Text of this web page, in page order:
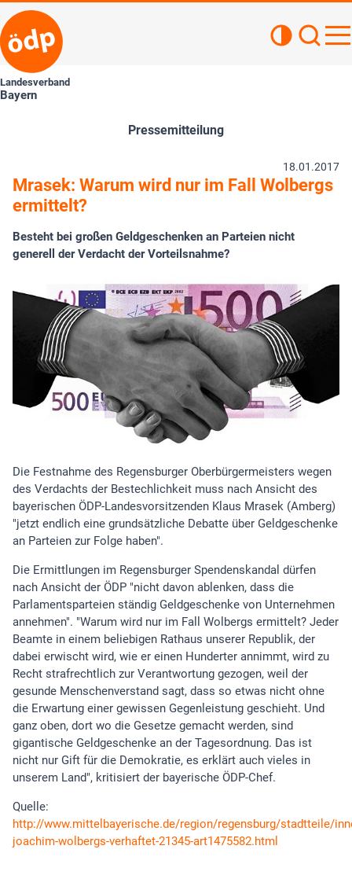
Landesverband
Bayern
Pressemitteilung
18.01.2017
Mrasek: Warum wird nur im Fall Wolbergs
ermittelt?
Besteht bei großen Geldgeschenken an Parteien nicht
generell der Verdacht der Vorteilsnahme?
Die Festnahme des Regensburger Oberbürgermeisters wegen
des Verdachts der Bestechlichkeit muss nach Ansicht des
bayerischen ÖDP-Landesvorsitzenden Klaus Mrasek (Amberg)
"jetzt endlich eine grundsätzliche Debatte über Geldgeschenke
an Parteien zur Folge haben".
Die Ermittlungen im Regensburger Spendenskandal dürfen
nach Ansicht der ÖDP "nicht davon ablenken, dass die
Parlamentsparteien ständig Geldgeschenke von Unternehmen
annehmen". "Warum wird nur im Fall Wolbergs ermittelt? Jeder
Beamte in einem beliebigen Rathaus unserer Republik, der
dabei erwischt wird, wie er einen Hunderter annimmt, wird zu
Recht strafrechtlich zur Verantwortung gezogen, weil der
gesunde Menschenverstand sagt, dass so etwas nicht ohne
die Erwartung einer gewissen Gegenleistung geschieht. Und
ganz oben, dort wo die Gesetze gemacht werden, sind
gigantische Geldgeschenke an der Tagesordnung. Das ist
nicht nur Gift für die Demokratie, es erklärt auch vieles in
unserem Land", kritisiert der bayerische ÖDP-Chef.
Quelle:
http://www.mittelbayerische.de/region/regensburg/stadtteile/
joachim-wolbergs-verhaftet-21345-art1475582.html